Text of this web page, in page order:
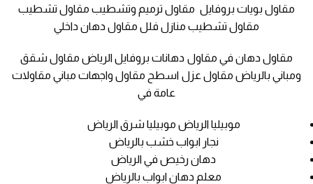
مقاول بويات بروفايل مقاول ترميم وتشطيب مقاول تشطيب
مقاول تشطيب منازل فلل مقاول دهان داخلي
مقاول دهان في مقاول دهانات بروفايل الرياض مقاول شقق
ومباني بالرياض مقاول عزل اسطح مقاول واجهات مباني مقاولات
عامة في
موبيليا الرياض موبيليا شرق الرياض
نجار ابواب خشب بالرياض
دهان رخيص في الرياض
معلم دهان ابواب بالرياض